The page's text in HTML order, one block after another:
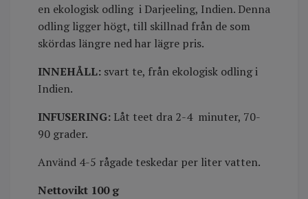
en ekologisk odling i Darjeeling, Indien. Denna
odling ligger högt, till skillnad från de som
skördas längre ned har lägre pris.
INNEHÅLL: svart te, från ekologisk odling i
Indien.
INFUSERING: Låt teet dra 2-4 minuter, 70-
90 grader.
Använd 4-5 rågade teskedar per liter vatten.
Nettovikt 100 g